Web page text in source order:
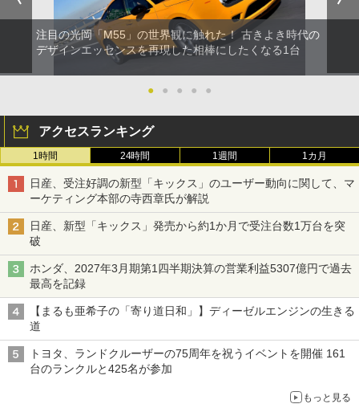
注目の光岡「M55」の世界観に触れた！ 古きよき時代の
デザインエッセンスを再現した相棒にしたくなる1台
● ● ● ● ●
アクセスランキング
1時間 24時間 1週間 1カ月
日産、受注好調の新型「キックス」のユーザー動向に関して、マ
ーケティング本部の寺西章氏が解説
日産、新型「キックス」発売から約1か月で受注台数1万台を突
破
ホンダ、2027年3月期第1四半期決算の営業利益5307億円で過去
最高を記録
【まるも亜希子の「寄り道日和」】ディーゼルエンジンの生きる
道
トヨタ、ランドクルーザーの75周年を祝うイベントを開催 161
台のランクルと425名が参加
もっと見る